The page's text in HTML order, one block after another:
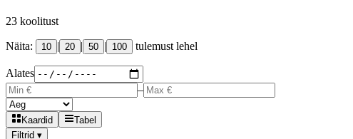
23 koolitust
Näita: 10 | 20 | 50 | 100 tulemust lehel
Alates
–
Kaardid
Tabel
Filtrid ▾